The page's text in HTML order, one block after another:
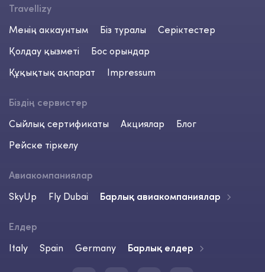
Travellizy
Менің аккаунтым
Біз туралы
Серіктестер
Қолдау қызметі
Бос орындар
Құқықтық ақпарат
Impressum
Біздің сервистер
Сыйлық сертификаты
Акциялар
Блог
Рейске тіркелу
Авиакомпаниялар
SkyUp
Fly Dubai Барлық авиакомпаниялар
Елдер
Italy
Spain Germany Барлық елдер